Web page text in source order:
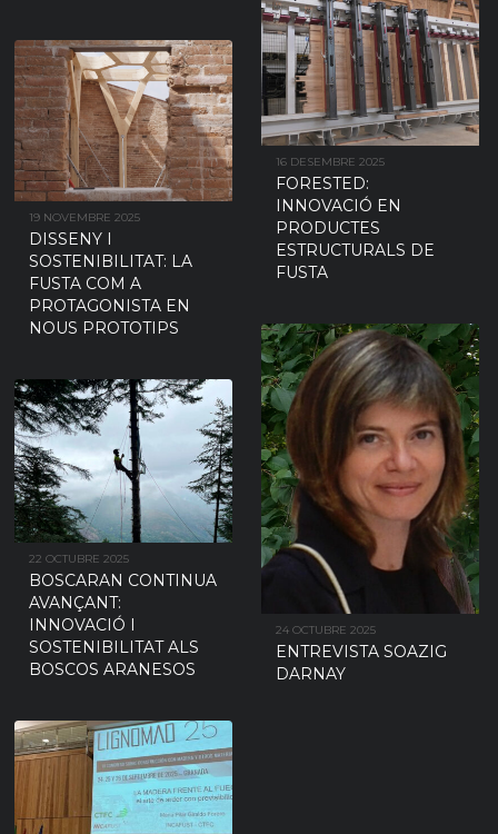
16 DESEMBRE 2025
FORESTED:
INNOVACIÓ EN
PRODUCTES
ESTRUCTURALS DE
FUSTA
19 NOVEMBRE 2025
DISSENY I
SOSTENIBILITAT: LA
FUSTA COM A
PROTAGONISTA EN
NOUS PROTOTIPS
24 OCTUBRE 2025
ENTREVISTA SOAZIG
DARNAY
22 OCTUBRE 2025
BOSCARAN CONTINUA
AVANÇANT:
INNOVACIÓ I
SOSTENIBILITAT ALS
BOSCOS ARANESOS